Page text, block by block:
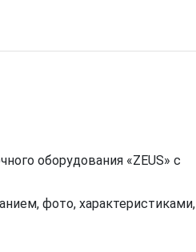
оборудования «ZEUS» с
фото, характеристиками,